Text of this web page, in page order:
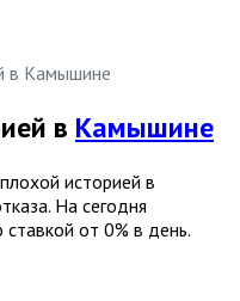
в Камышине
в Камышине
историей в
На сегодня
от 0% в день.